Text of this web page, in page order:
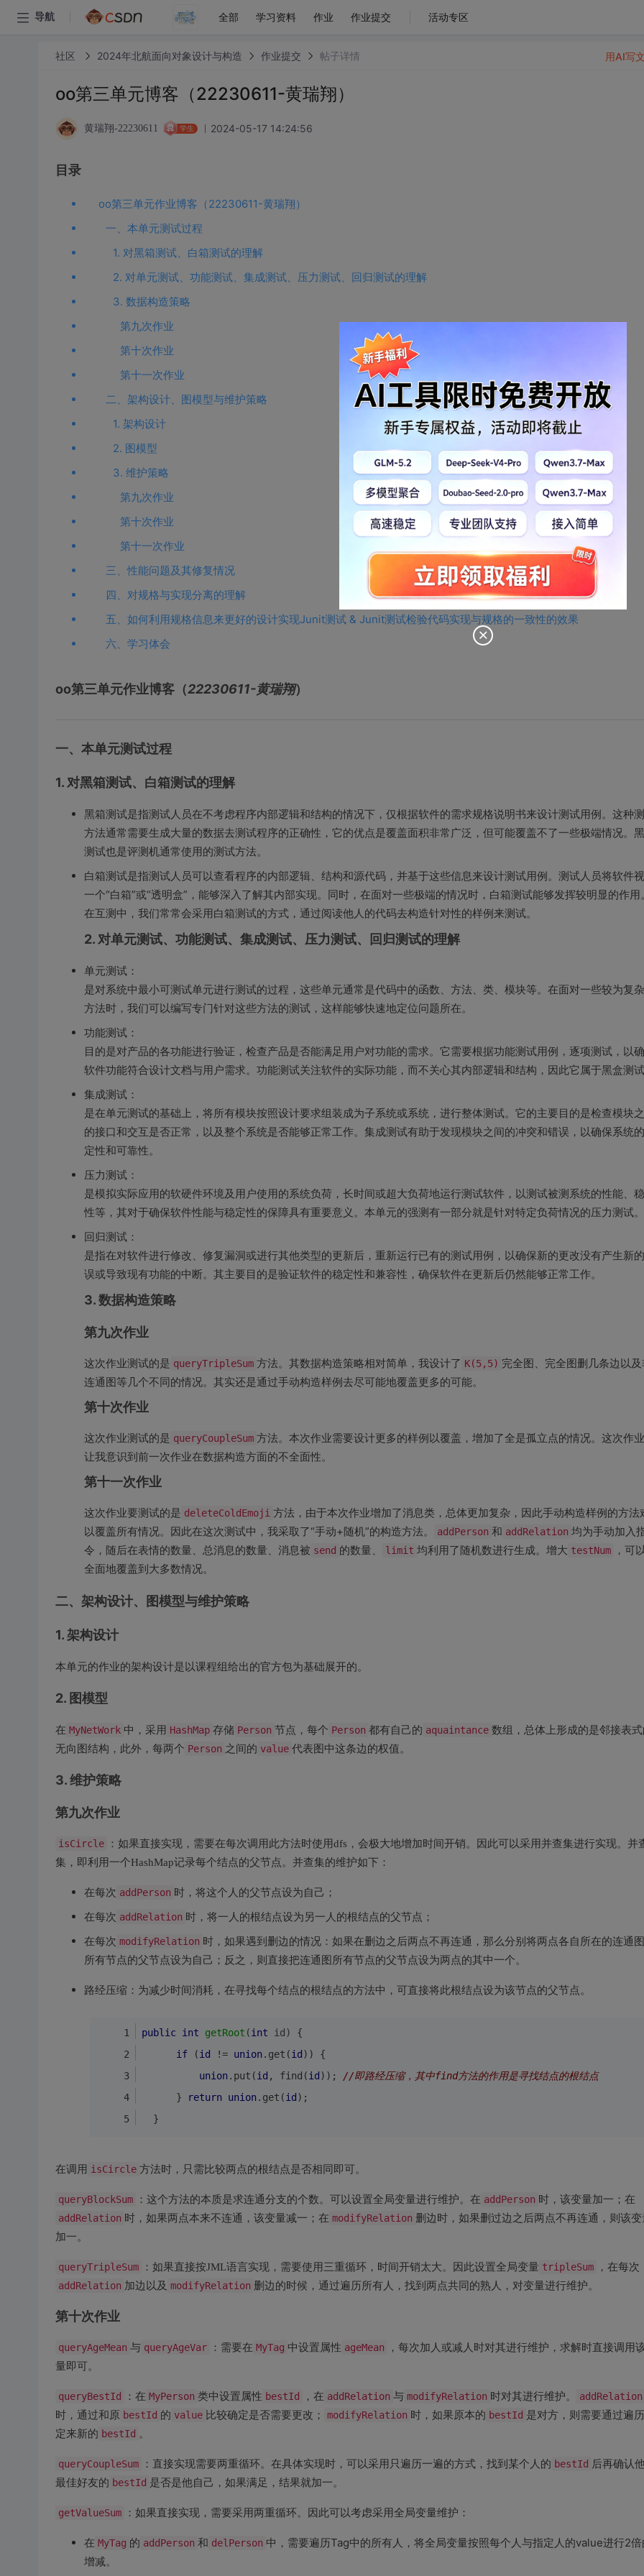
导航 全部 学习资料 作业 作业提交 活动专区
社区 2024年北航面向对象设计与构造 作业提交 帖子详情
oo第三单元博客（22230611-黄瑞翔）
黄瑞翔-22230611 学生 2024-05-17 14:24:56
目录
oo第三单元作业博客（22230611-黄瑞翔）
一、本单元测试过程
1. 对黑箱测试、白箱测试的理解
2. 对单元测试、功能测试、集成测试、压力测试、回归测试的理解
3. 数据构造策略
第九次作业
第十次作业
第十一次作业
二、架构设计、图模型与维护策略
1. 架构设计
2. 图模型
3. 维护策略
第九次作业
第十次作业
第十一次作业
三、性能问题及其修复情况
四、对规格与实现分离的理解
五、如何利用规格信息来更好的设计实现Junit测试 & Junit测试检验代码实现与规格的一致性的效果
六、学习体会
oo第三单元作业博客（22230611-黄瑞翔）
一、本单元测试过程
1. 对黑箱测试、白箱测试的理解
黑箱测试是指测试人员在不考虑程序内部逻辑和结构的情况下，仅根据软件的需求规格说明书来设计测试用例。这种
方法通常需要生成大量的数据去测试程序的正确性，它的优点是覆盖面积非常广泛，但可能覆盖不了一些极端情况。
测试也是评测机通常使用的测试方法。
白箱测试是指测试人员可以查看程序的内部逻辑、结构和源代码，并基于这些信息来设计测试用例。测试人员将软件
一个“白箱”或“透明盒”，能够深入了解其内部实现。同时，在面对一些极端的情况时，白箱测试能够发挥较明显的作用
在互测中，我们常常会采用白箱测试的方式，通过阅读他人的代码去构造针对性的样例来测试。
2. 对单元测试、功能测试、集成测试、压力测试、回归测试的理解
单元测试：
是对系统中最小可测试单元进行测试的过程，这些单元通常是代码中的函数、方法、类、模块等。在面对一些较为复
方法时，我们可以编写专门针对这些方法的测试，这样能够快速地定位问题所在。
功能测试：
目的是对产品的各功能进行验证，检查产品是否能满足用户对功能的需求。它需要根据功能测试用例，逐项测试，以
软件功能符合设计文档与用户需求。功能测试关注软件的实际功能，而不关心其内部逻辑和结构，因此它属于黑盒测
集成测试：
是在单元测试的基础上，将所有模块按照设计要求组装成为子系统或系统，进行整体测试。它的主要目的是检查模块
的接口和交互是否正常，以及整个系统是否能够正常工作。集成测试有助于发现模块之间的冲突和错误，以确保系统
定性和可靠性。
压力测试：
是模拟实际应用的软硬件环境及用户使用的系统负荷，长时间或超大负荷地运行测试软件，以测试被测系统的性能、
性等，其对于确保软件性能与稳定性的保障具有重要意义。本单元的强测有一部分就是针对特定负荷情况的压力测试。
回归测试：
是指在对软件进行修改、修复漏洞或进行其他类型的更新后，重新运行已有的测试用例，以确保新的更改没有产生新
误或导致现有功能的中断。其主要目的是验证软件的稳定性和兼容性，确保软件在更新后仍然能够正常工作。
3. 数据构造策略
第九次作业
这次作业测试的是 queryTripleSum 方法。其数据构造策略相对简单，我设计了 K(5,5) 完全图、完全图删几条边以及
连通图等几个不同的情况。其实还是通过手动构造样例去尽可能地覆盖更多的可能。
第十次作业
这次作业测试的是 queryCoupleSum 方法。本次作业需要设计更多的样例以覆盖，增加了全是孤立点的情况。这次作
让我意识到前一次作业在数据构造方面的不全面性。
第十一次作业
这次作业要测试的是 deleteColdEmoji 方法，由于本次作业增加了消息类，总体更加复杂，因此手动构造样例的方法
以覆盖所有情况。因此在这次测试中，我采取了“手动+随机”的构造方法。
addPerson 和 addRelation 均为手动加入
令，随后在表情的数量、总消息的数量、消息被 send 的数量、 limit 均利用了随机数进行生成。增大 testNum
，可
全面地覆盖到大多数情况。
二、架构设计、图模型与维护策略
1. 架构设计
本单元的作业的架构设计是以课程组给出的官方包为基础展开的。
2. 图模型
在 MyNetWork 中，采用 HashMap 存储 Person 节点，每个 Person 都有自己的 aquaintance 数组，总体上形成的是邻接表
无向图结构，此外，每两个 Person 之间的 value 代表图中这条边的权值。
3. 维护策略
第九次作业
isCircle
：如果直接实现，需要在每次调用此方法时使用dfs，会极大地增加时间开销。因此可以采用并查集进行实现。并
集，即利用一个HashMap记录每个结点的父节点。并查集的维护如下：
在每次 addPerson 时，将这个人的父节点设为自己；
在每次 addRelation 时，将一人的根结点设为另一人的根结点的父节点；
在每次 modifyRelation 时，如果遇到删边的情况：如果在删边之后两点不再连通，那么分别将两点各自所在的连通
所有节点的父节点设为自己；反之，则直接把连通图所有节点的父节点设为两点的其中一个。
路经压缩：为减少时间消耗，在寻找每个结点的根结点的方法中，可直接将此根结点设为该节点的父节点。
public int getRoot (int id )
{
if (id != union.get(id )) {
union.put(id , find(id )); //即路经压缩，其中find方法的作用是寻找结点的根结点
      }
return union.get(id );
  }
在调用 isCircle 方法时，只需比较两点的根结点是否相同即可。
queryBlockSum ：这个方法的本质是求连通分支的个数。可以设置全局变量进行维护。在 addPerson 时，该变量加一；在
addRelation 时，如果两点本来不连通，该变量减一；在 modifyRelation 删边时，如果删过边之后两点不再连通，则该变
加一。
queryTripleSum ：如果直接按JML语言实现，需要使用三重循环，时间开销太大。因此设置全局变量 tripleSum
，在每次
addRelation 加边以及 modifyRelation 删边的时候，通过遍历所有人，找到两点共同的熟人，对变量进行维护。
第十次作业
queryAgeMean 与 queryAgeVar ：需要在 MyTag 中设置属性 ageMean
，每次加人或减人时对其进行维护，求解时直接调用
量即可。
queryBestId ：在 MyPerson 类中设置属性 bestId ，在 addRelation 与 modifyRelation 时对其进行维护。
addRelation
时，通过和原 bestId 的 value 比较确定是否需要更改； modifyRelation 时，如果原本的 bestId 是对方，则需要通过遍
定来新的 bestId 。
queryCoupleSum ：直接实现需要两重循环。在具体实现时，可以采用只遍历一遍的方式，找到某个人的 bestId 后再确认
最佳好友的 bestId 是否是他自己，如果满足，结果就加一。
getValueSum ：如果直接实现，需要采用两重循环。因此可以考虑采用全局变量维护：
在 MyTag 的 addPerson 和 delPerson 中，需要遍历Tag中的所有人，将全局变量按照每个人与指定人的value进行2倍
增减。
用AI写